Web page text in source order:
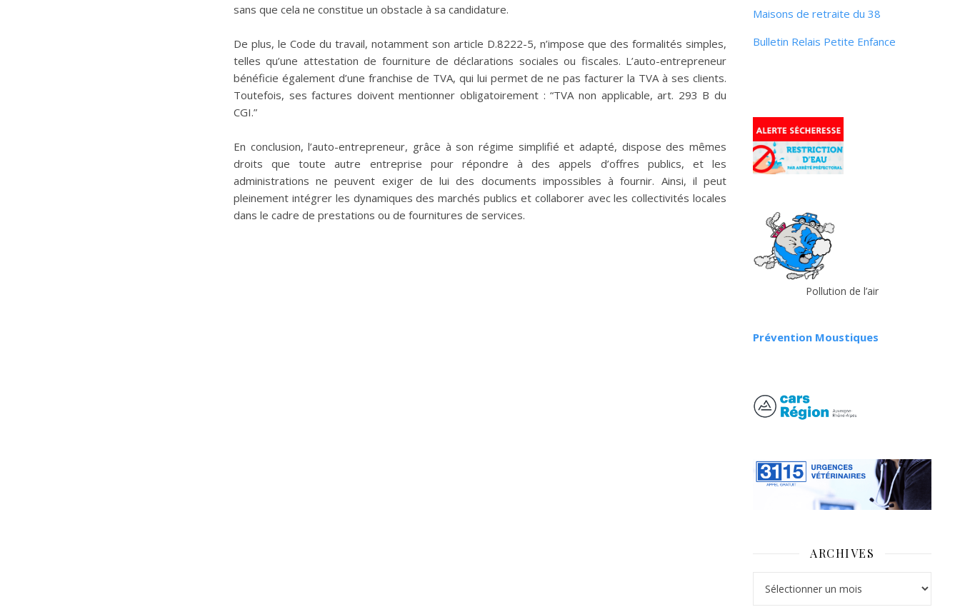
sans que cela ne constitue un obstacle à sa candidature.
De plus, le Code du travail, notamment son article D.8222-5, n’impose que des formalités simples,
telles qu’une attestation de fourniture de déclarations sociales ou fiscales. L’auto-entrepreneur
bénéficie également d’une franchise de TVA, qui lui permet de ne pas facturer la TVA à ses clients.
Toutefois, ses factures doivent mentionner obligatoirement : “TVA non applicable, art. 293 B du
CGI.”
En conclusion, l’auto-entrepreneur, grâce à son régime simplifié et adapté, dispose des mêmes
droits que toute autre entreprise pour répondre à des appels d’offres publics, et les
administrations ne peuvent exiger de lui des documents impossibles à fournir. Ainsi, il peut
pleinement intégrer les dynamiques des marchés publics et collaborer avec les collectivités locales
dans le cadre de prestations ou de fournitures de services.
Maisons de retraite du 38
Bulletin Relais Petite Enfance
Pollution de l’air
Prévention Moustiques
ARCHIVES